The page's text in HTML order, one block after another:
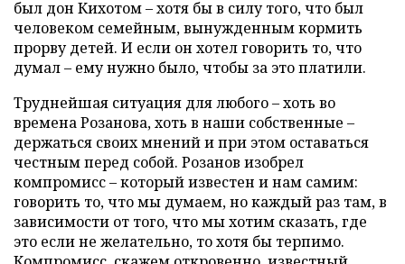
был дон Кихотом – хотя бы в силу того, что был
человеком семейным, вынужденным кормить
прорву детей. И если он хотел говорить то, что
думал – ему нужно было, чтобы за это платили.
Труднейшая ситуация для любого – хоть во
времена Розанова, хоть в наши собственные –
держаться своих мнений и при этом оставаться
честным перед собой. Розанов изобрел
компромисс – который известен и нам самим:
говорить то, что мы думаем, но каждый раз там, в
зависимости от того, что мы хотим сказать, где
это если не желательно, то хотя бы терпимо.